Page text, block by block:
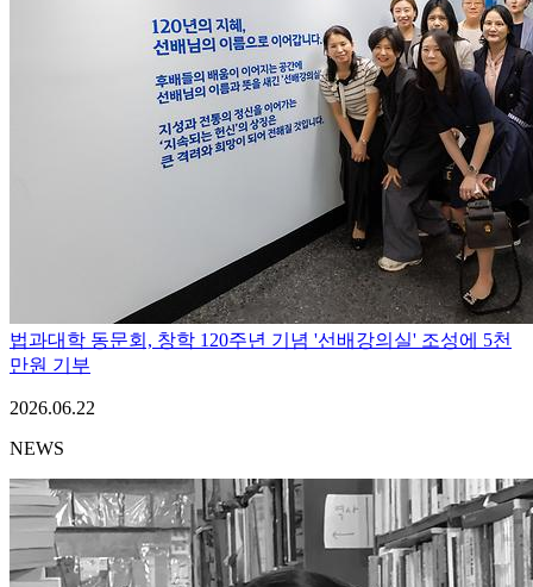
법과대학 동문회, 창학 120주년 기념 '선배강의실' 조성에 5천
만원 기부
2026.06.22
NEWS